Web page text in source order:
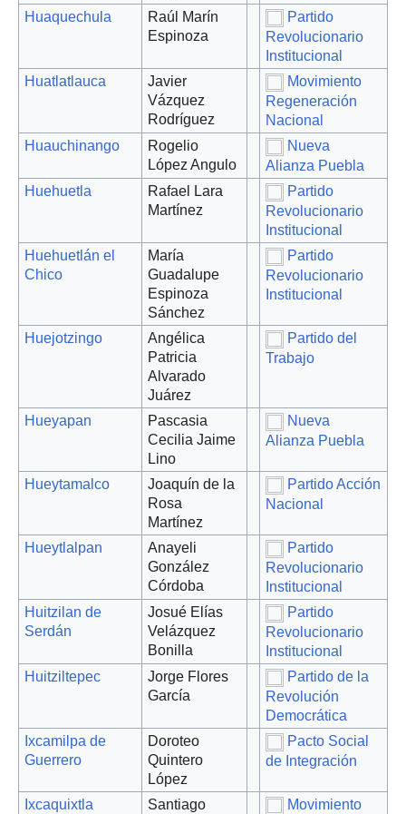
Huaquechula
Raúl Marín
Espinoza
Partido
Revolucionario
Institucional
Huatlatlauca
Javier
Vázquez
Rodríguez
Movimiento
Regeneración
Nacional
Huauchinango
Rogelio
López Angulo
Nueva
Alianza Puebla
Huehuetla
Rafael Lara
Martínez
Partido
Revolucionario
Institucional
Huehuetlán el
Chico
María
Guadalupe
Espinoza
Sánchez
Partido
Revolucionario
Institucional
Huejotzingo
Angélica
Patricia
Alvarado
Juárez
Partido del
Trabajo
Hueyapan
Pascasia
Cecilia Jaime
Lino
Nueva
Alianza Puebla
Hueytamalco
Joaquín de la
Rosa
Martínez
Partido Acción
Nacional
Hueytlalpan
Anayeli
González
Córdoba
Partido
Revolucionario
Institucional
Huitzilan de
Serdán
Josué Elías
Velázquez
Bonilla
Partido
Revolucionario
Institucional
Huitziltepec
Jorge Flores
García
Partido de la
Revolución
Democrática
Ixcamilpa de
Guerrero
Doroteo
Quintero
López
Pacto Social
de Integración
Ixcaquixtla Santiago Movimiento